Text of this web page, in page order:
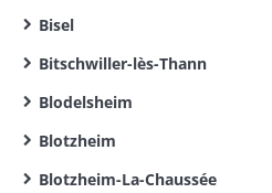
Bisel
Bitschwiller-lès-Thann
Blodelsheim
Blotzheim
Blotzheim-La-Chaussée